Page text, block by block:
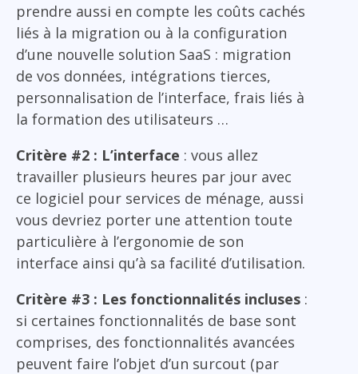
prendre aussi en compte les coûts cachés
liés à la migration ou à la configuration
d’une nouvelle solution SaaS : migration
de vos données, intégrations tierces,
personnalisation de l’interface, frais liés à
la formation des utilisateurs …
Critère #2 : L’interface : vous allez
travailler plusieurs heures par jour avec
ce logiciel pour services de ménage, aussi
vous devriez porter une attention toute
particulière à l’ergonomie de son
interface ainsi qu’à sa facilité d’utilisation.
Critère #3 : Les fonctionnalités incluses :
si certaines fonctionnalités de base sont
comprises, des fonctionnalités avancées
peuvent faire l’objet d’un surcout (par